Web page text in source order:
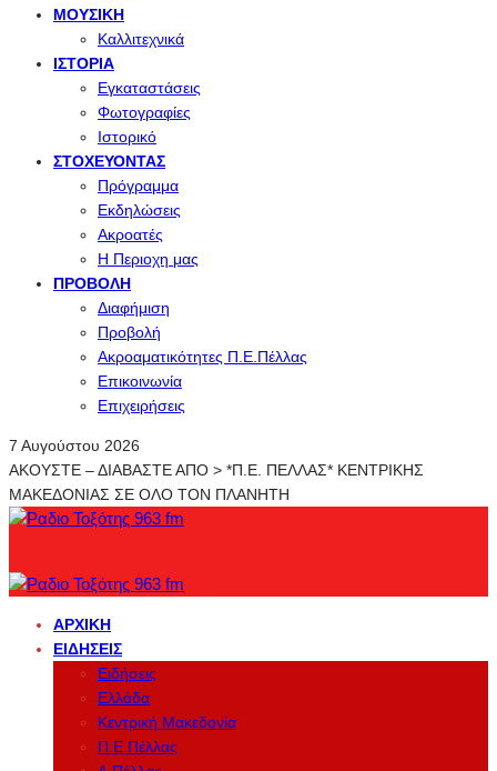
ΜΟΥΣΙΚΉ
Καλλιτεχνικά
ΙΣΤΟΡΊΑ
Εγκαταστάσεις
Φωτογραφίες
Ιστορικό
ΣΤΟΧΕΎΟΝΤΑΣ
Πρόγραμμα
Εκδηλώσεις
Ακροατές
Η Περιοχη μας
ΠΡΟΒΟΛΉ
Διαφήμιση
Προβολή
Ακροαματικότητες Π.Ε.Πέλλας
Επικοινωνία
Επιχειρήσεις
7 Αυγούστου 2026
ΑΚΟΥΣΤΕ – ΔΙΑΒΑΣΤΕ ΑΠΟ > *Π.Ε. ΠΕΛΛΑΣ* ΚΕΝΤΡΙΚΗΣ
ΜΑΚΕΔΟΝΙΑΣ ΣΕ ΟΛΟ ΤΟΝ ΠΛΑΝΗΤΗ
ΑΡΧΙΚΉ
ΕΙΔΉΣΕΙΣ
Ειδήσεις
Ελλάδα
Κεντρική Μακεδονία
Π.Ε.Πέλλας